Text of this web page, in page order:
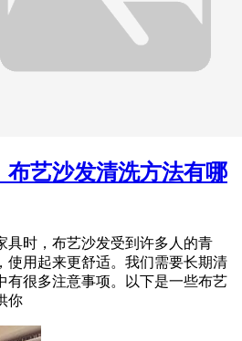
布艺沙发清洗方法有哪
具时，布艺沙发受到许多人的青
使用起来更舒适。我们需要长期清
有很多注意事项。以下是一些布艺
你